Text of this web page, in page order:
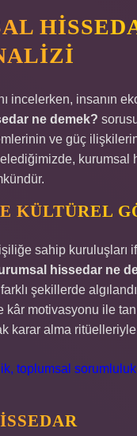
incelerken, insanın
ne demek?
ve güç
kurumsal
KÜLTÜREL
sahip kuruluşları
hissedar ne
şekillerde
motivasyonu ile
karar alma
toplumsal